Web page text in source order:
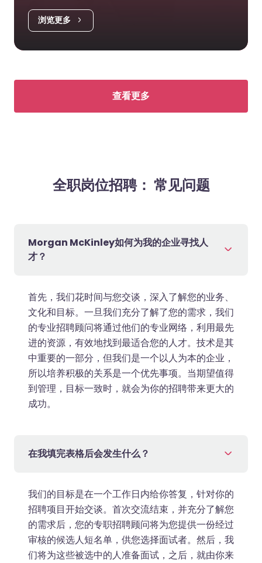
浏览更多
查看更多
全职岗位招聘： 常见问题
Morgan McKinley如何为我的企业寻找人
才？
首先，我们花时间与您交谈，深入了解您的业务、
文化和目标。一旦我们充分了解了您的需求，我们
的专业招聘顾问将通过他们的专业网络，利用最先
进的资源，有效地找到最适合您的人才。技术是其
中重要的一部分，但我们是一个以人为本的企业，
所以培养积极的关系是一个优先事项。当期望值得
到管理，目标一致时，就会为你的招聘带来更大的
成功。
在我填完表格后会发生什么？
我们的目标是在一个工作日内给你答复，针对你的
招聘项目开始交谈。首次交流结束，并充分了解您
的需求后，您的专职招聘顾问将为您提供一份经过
审核的候选人短名单，供您选择面试者。然后，我
们将为这些被选中的人准备面试，之后，就由你来